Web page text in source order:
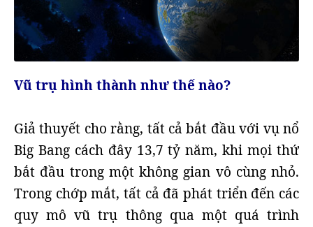
Vũ trụ hình thành như thế nào?
Giả thuyết cho rằng, tất cả bắt đầu với vụ nổ
Big Bang cách đây 13,7 tỷ năm, khi mọi thứ
bắt đầu trong một không gian vô cùng nhỏ.
Trong chớp mắt, tất cả đã phát triển đến các
quy mô vũ trụ thông qua một quá trình